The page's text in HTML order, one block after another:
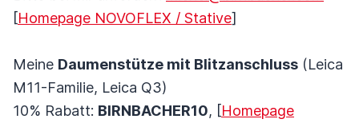
[Homepage NOVOFLEX / Stative]
Meine Daumenstütze mit Blitzanschluss (Leica
M11-Familie, Leica Q3)
10% Rabatt: BIRNBACHER10, [Homepage